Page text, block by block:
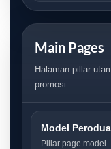
Main Pages
Halaman pillar
promosi.
Model
Pillar page model